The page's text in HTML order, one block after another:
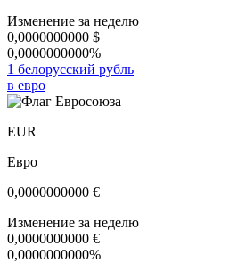
Изменение за неделю
0,0000000000 $
0,0000000000%
1 белорусский рубль
в евро
EUR
Евро
0,0000000000 €
Изменение за неделю
0,0000000000 €
0,0000000000%